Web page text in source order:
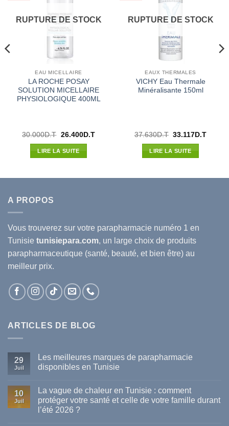
RUPTURE DE STOCK
EAU MICELLAIRE
LA ROCHE POSAY
SOLUTION MICELLAIRE
PHYSIOLOGIQUE 400ML
30.000D.T Le
initial
était :
26.400D.TLe
LIRE LA SUITE
RUPTURE DE STOCK
EAUX THERMALES
VICHY Eau Thermale
Minéralisante 150ml
37.630D.T Le
initial
était :
33.117 D.TLe
LIRE LA SUITE
A PROPOS
Vous trouverez sur votre parapharmacie numéro 1 en
Tunisie tunisiepara.com, un large choix de produits
parapharmaceutique (santé, beauté, et bien être) au
meilleur prix.
ARTICLES DE BLOG
29
Juil
Les meilleures marques de parapharmacie
disponibles en Tunisie
sur
meilleures
marques
10
Juil
La vague de chaleur en Tunisie : comment
protéger votre santé et celle de votre famille durant
l’été 2026 ?